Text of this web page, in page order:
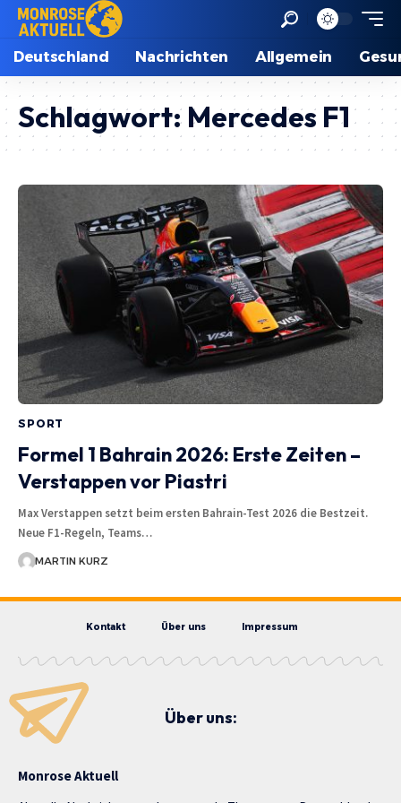
Deutschland Nachrichten Allgemein
Schlagwort: Mercedes F1
SPORT
Formel 1 Bahrain 2026: Erste Zeiten –
Verstappen vor Piastri
Max Verstappen setzt beim ersten Bahrain-Test 2026 die Bestzeit.
Neue F1-Regeln, Teams…
MARTIN KURZ
Kontakt Über uns Impressum
Über uns:
Monrose Aktuell